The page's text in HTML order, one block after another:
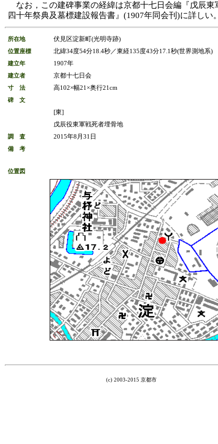
なお，この建碑事業の経緯は京都十七日会編『戊辰東
四十年祭典及墓標建設報告書』(1907年同会刊)に詳しい
所在地 伏見区淀新町(光明寺跡)
位置座標 北緯34度54分18.4秒／東経135度43分17.1秒(世界測地系)
建立年 1907年
建立者 京都十七日会
寸 法 高102×幅21×奥行21cm
碑 文
[東]
戊辰役東軍戦死者埋骨地
調 査 2015年8月31日
備 考
位置図
(c) 2003-2015 京都市